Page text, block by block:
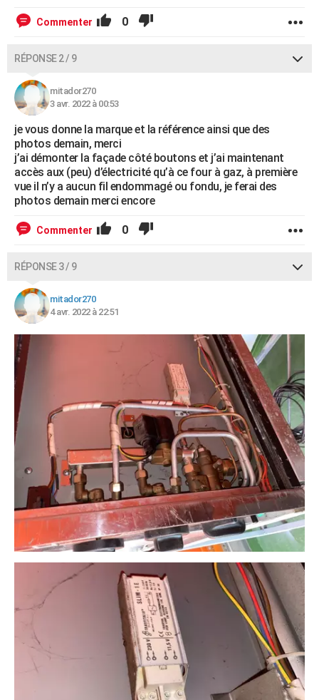
Commenter 0
RÉPONSE 2 / 9
mitador270
3 avr. 2022 à 00:53
je vous donne la marque et la référence ainsi que des
photos demain, merci
j’ai démonter la façade côté boutons et j’ai maintenant
accès aux (peu) d’électricité qu’à ce four à gaz, à première
vue il n’y a aucun fil endommagé ou fondu, je ferai des
photos demain merci encore
Commenter 0
RÉPONSE 3 / 9
mitador270
4 avr. 2022 à 22:51